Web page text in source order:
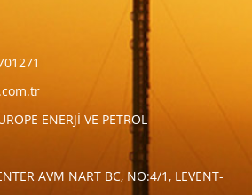
ENERJİ VE PETROL
AVM NART BC, NO:4/1, LEVENT-